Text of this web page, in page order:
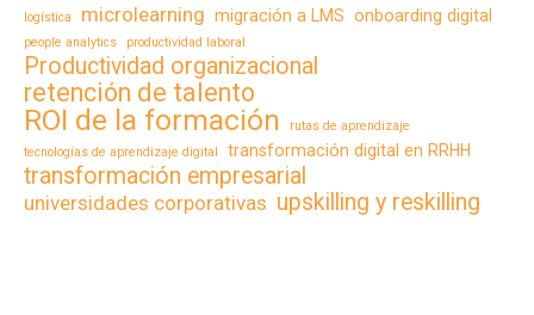
logística microlearning migración a LMS onboarding digital
people analytics productividad laboral
Productividad organizacional
retención de talento
ROI de la formación
rutas de aprendizaje
tecnologías de aprendizaje digital
transformación digital en RRHH
transformación empresarial
universidades corporativas upskilling y reskilling